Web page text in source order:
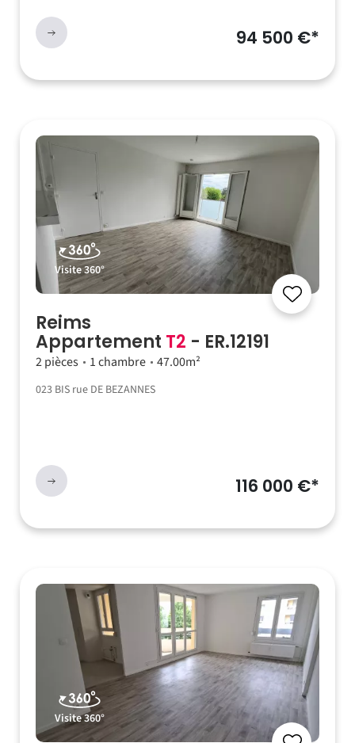
94 500 €*
Visite 360°
Reims
Appartement T2 - ER.12191
2 pièces 1 chambre 47.00m²
023 BIS rue DE BEZANNES
116 000 €*
Visite 360°